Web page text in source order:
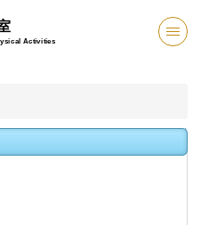
Activities